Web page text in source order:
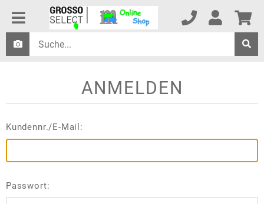
ANMELDEN
Kundennr./E-Mail:
Passwort: